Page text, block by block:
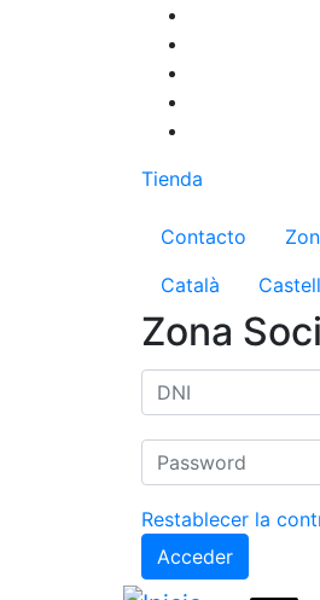
Tienda
Menú
Contacto
Català
Zona
Restablecer la
Acceder